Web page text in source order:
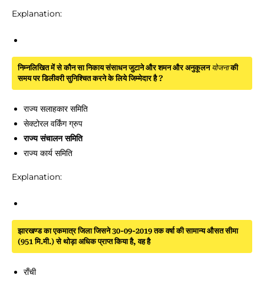
Explanation:
निम्नलिखित में से कौन सा निकाय संसाधन जुटाने और शमन और अनुकूलन योजनाकी
समय पर डिलीवरी सुनिश्चित करने के लिये जिम्मेदार है ?
राज्य सलाहकार समिति
सेक्टोरल वर्किंग ग्रुप
राज्य संचालन समिति
राज्य कार्य समिति
Explanation:
झारखण्ड का एकमात्र जिला जिसने 30-09-2019 तक वर्षा की सामान्य औसत सीमा
(951 मि.मी.) से थोड़ा अधिक प्राप्त किया है, वह है
राँची